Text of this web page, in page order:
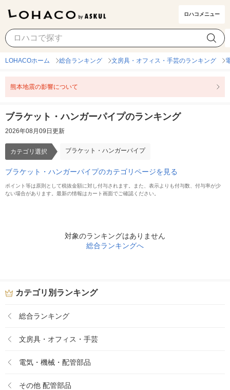
ロハコメニュー
ブラケット・ハンガーパイプ カテゴリ選択
LOHACOホーム 総合ランキング 文房具・オフィス・手芸のランキング
熊本地震の影響について
ブラケット・ハンガーパイプのランキング
2026年08月09日更新
カテゴリ選択 ブラケット・ハンガーパイプ
ブラケット・ハンガーパイプのカテゴリページを見る
ポイント等は原則として税抜金額に対し付与されます。また、表示よりも付与数、付与率が少
ない場合があります。最新の情報はカート画面でご確認ください。
対象のランキングはありません
総合ランキングへ
カテゴリ別ランキング
総合ランキング
文房具・オフィス・手芸
電気・機械・配管部品
その他 配管部品